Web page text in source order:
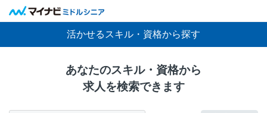
活かせるスキル・資格から探す
あなたのスキル・資格から
求人を検索できます